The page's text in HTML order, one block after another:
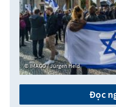
IMAGO / Jürgen Held
Đọc